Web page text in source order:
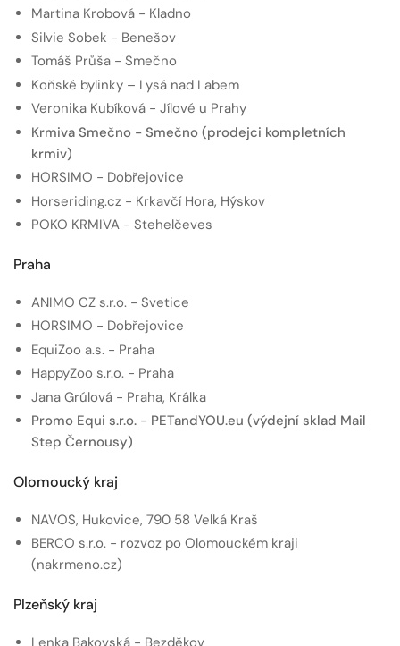
Martina Krobová - Kladno
Silvie Sobek - Benešov
Tomáš Průša - Smečno
Koňské bylinky – Lysá nad Labem
Veronika Kubíková - Jílové u Prahy
Krmiva Smečno - Smečno (prodejci kompletních
krmiv)
HORSIMO - Dobřejovice
Horseriding.cz - Krkavčí Hora, Hýskov
POKO KRMIVA - Stehelčeves
Praha
ANIMO CZ s.r.o. - Svetice
HORSIMO - Dobřejovice
EquiZoo a.s. - Praha
HappyZoo s.r.o. - Praha
Jana Grúlová - Praha, Králka
Promo Equi s.r.o. - PETandYOU.eu (výdejní sklad Mail
Step Černousy)
Olomoucký kraj
NAVOS, Hukovice, 790 58 Velká Kraš
BERCO s.r.o. - rozvoz po Olomouckém kraji
(nakrmeno.cz)
Plzeňský kraj
Lenka Bakovská - Bezděkov